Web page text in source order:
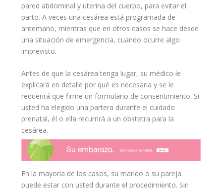
pared abdominal y uterina del cuerpo, para evitarel
parto. A veces una cesárea está programada de
antemano, mientras que en otros casos se hace desde
una situación de emergencia, cuando ocurre algo
imprevisto.
Antes de que la cesárea tenga lugar, su médico le
explicará en detalle por qué es necesaria y se le
requerirá que firme un formulario de consentimiento. Si
usted ha elegido una partera durante el cuidado
prenatal, él o ella recurrirá a un obstetra para la
cesárea.
En la mayoría de los casos, su marido o su pareja
puede estar con usted durante el procedimiento. Sin